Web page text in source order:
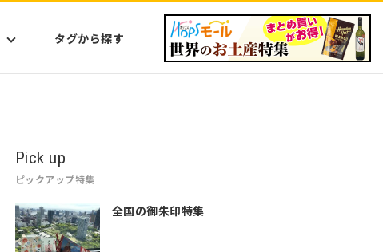
タグから探す
Pick up
ピックアップ特集
全国の御朱印特集